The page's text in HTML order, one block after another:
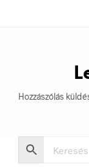
Hozzászólás